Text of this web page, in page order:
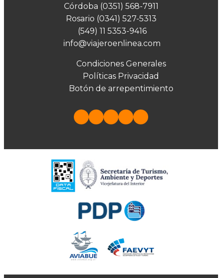
Córdoba (0351) 568-7911
Rosario (0341) 527-5313
(549) 11 5353-9416
info@viajeroenlinea.com
Condiciones Generales
Políticas Privacidad
Botón de arrepentimiento